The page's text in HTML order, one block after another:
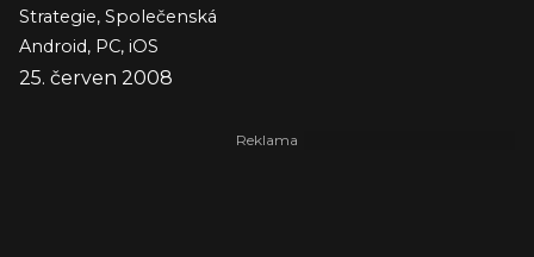
Strategie, Společenská
Android, PC, iOS
25. červen 2008